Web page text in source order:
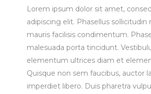
Lorem ipsum dolor sit amet,
adipiscing elit. Phasellus
mauris facilisis condimentum.
malesuada porta tincidunt.
elementum ultrices diam et
Quisque non sem faucibus, auctor
imperdiet libero. Duis pharetra